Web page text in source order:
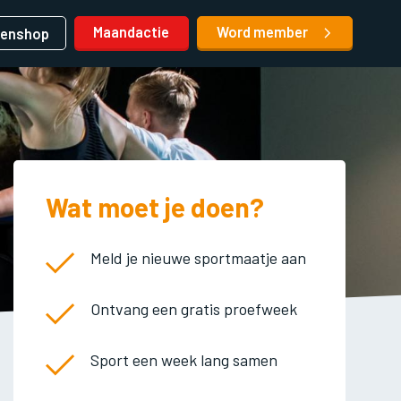
Maandactie Word member
Wat moet je doen?
Meld je nieuwe sportmaatje aan
Ontvang een gratis proefweek
Sport een week lang samen